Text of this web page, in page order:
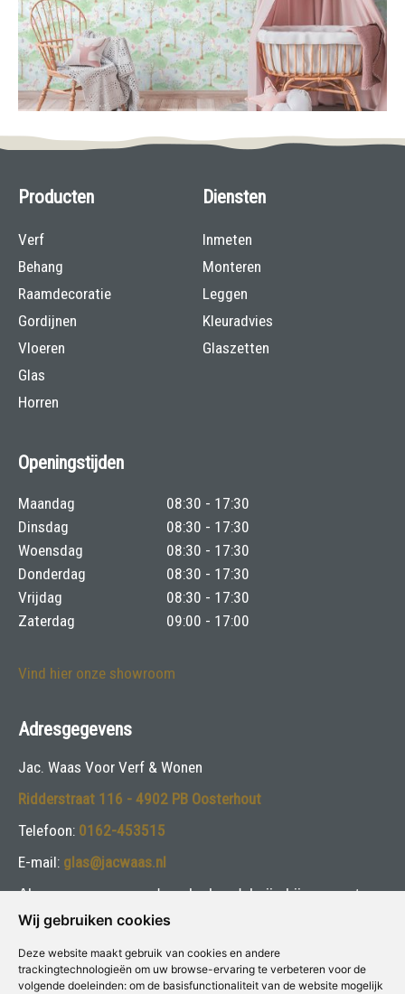
Wij gebruiken cookies
Deze website maakt gebruik van cookies en andere
trackingtechnologieën om uw browse-ervaring te verbeteren voor de
volgende doeleinden: om de basisfunctionaliteit van de website mogelijk
Producten
Verf
Behang
Raamdecoratie
Gordijnen
Vloeren
Glas
Horren
Diensten
Inmeten
Monteren
Leggen
Kleuradvies
Glaszetten
Openingstijden
Maandag
08:30 - 17:30
Dinsdag
08:30 - 17:30
Woensdag
08:30 - 17:30
Donderdag
08:30 - 17:30
Vrijdag
08:30 - 17:30
Zaterdag
09:00 - 17:00
Vind hier onze showroom
Adresgegevens
Jac. Waas Voor Verf & Wonen
Ridderstraat 116 - 4902 PB Oosterhout
Telefoon: 0162-453515
E-mail: glas@jacwaas.nl
Algemene voorwaarden glashandel zijn bij ons op te
vragen
Volg ons: